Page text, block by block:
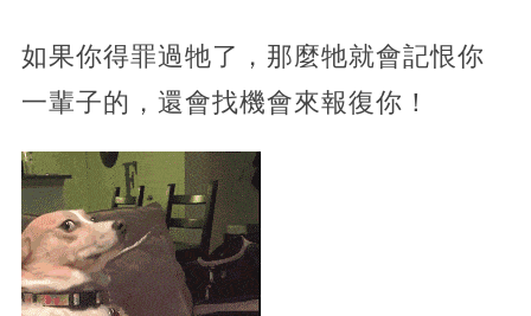
如果你得罪過牠了，那麼牠就會記恨你
一輩子的，還會找機會來報復你！